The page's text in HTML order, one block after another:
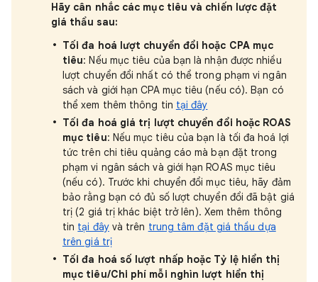
Hãy cân nhắc các mục tiêu và chiến lược đặt
giá thầu sau:
Tối đa hoá lượt chuyển đổi hoặc CPA mục
tiêu: Nếu mục tiêu của bạn là nhận được nhiều
lượt chuyển đổi nhất có thể trong phạm vi ngân
sách và giới hạn CPA mục tiêu (nếu có). Bạn có
thể xem thêm thông tin tại đây
Tối đa hoá giá trị lượt chuyển đổi hoặc ROAS
mục tiêu: Nếu mục tiêu của bạn là tối đa hoá lợi
tức trên chi tiêu quảng cáo mà bạn đặt trong
phạm vi ngân sách và giới hạn ROAS mục tiêu
(nếu có). Trước khi chuyển đổi mục tiêu, hãy đảm
bảo rằng bạn có đủ số lượt chuyển đổi đã bật giá
trị (2 giá trị khác biệt trở lên). Xem thêm thông
tin tại đâyvà trên trung tâm đặt giá thầu dựa
trên giá trị
Tối đa hoá số lượt nhấp hoặc Tỷ lệ hiển thị
mục tiêu/Chi phí mỗi nghìn lượt hiển thị